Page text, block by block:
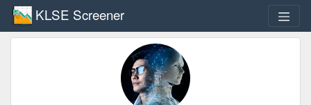
KLSE Screener